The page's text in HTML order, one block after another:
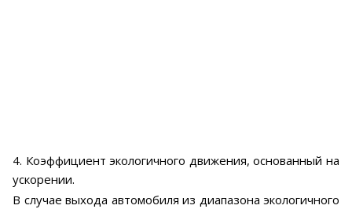
4. Коэффициент экологичного движения, основанный на
ускорении.
В случае выхода автомобиля из диапазона экологичного